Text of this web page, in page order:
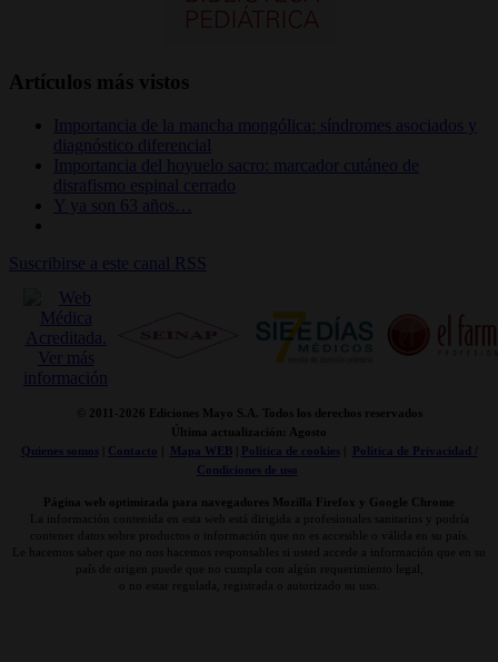
Artículos más vistos
Importancia de la mancha mongólica: síndromes asociados y
diagnóstico diferencial
Importancia del hoyuelo sacro: marcador cutáneo de
disrafismo espinal cerrado
Y ya son 63 años…
Suscribirse a este canal RSS
© 2011- 2026 Ediciones Mayo S.A. Todos los derechos reservados
Última actualización: Agosto
Quienes somos| Contacto Mapa WEB| Politica de cookies|
Politica de Privacidad /
Condiciones de uso
Página web optimizada para navegadores Mozilla Firefox y Google Chrome
La información contenida en esta web está dirigida a profesionales sanitarios y podría
contener datos sobre productos o información que no es accesible o válida en su país.
Le hacemos saber que no nos hacemos responsables si usted accede a información que en su
país de origen puede que no cumpla con algún requerimiento legal,
o no estar regulada, registrada o autorizado su uso.